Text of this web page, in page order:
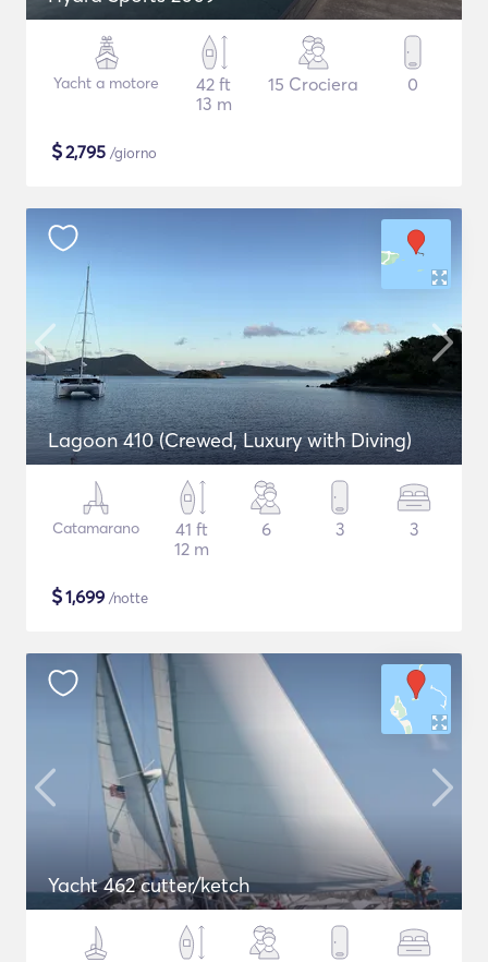
Yacht a motore
42 ft
13 m
15 Crociera 0
$2,795 /giorno
Lagoon 410 (Crewed, Luxury with Diving)
Catamarano
41 ft
12 m
6 3 3
$1,699 /notte
Yacht 462 cutter/ketch